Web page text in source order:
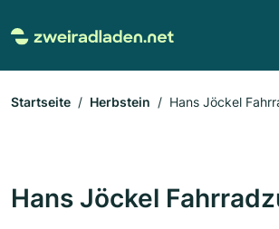
Startseite Herbstein Hans Jöckel
Hans Jöckel